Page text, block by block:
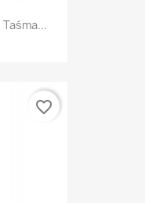
favorite_border